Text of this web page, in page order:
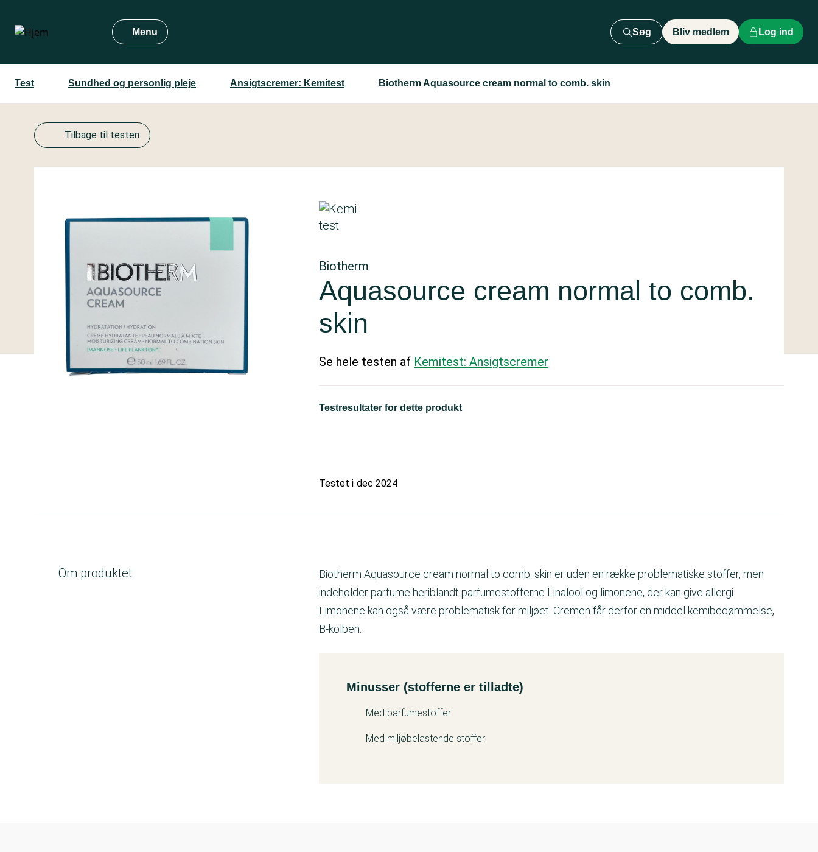
hovedindhold
Menu Søg Bliv medlem Log ind
Test Sundhed og personlig pleje Ansigtscremer: Kemitest Biotherm Aquasource cream normal to comb. skin
Tilbage til testen
Biotherm
Aquasource cream normal to comb.
skin
Se hele testen af Kemitest: Ansigtscremer
Testresultater for dette produkt
Testet i dec 2024
Om produktet
Biotherm Aquasource cream normal to comb. skin er uden en række problematiske stoffer, men
indeholder parfume heriblandt parfumestofferne Linalool og limonene, der kan give allergi.
Limonene kan også være problematisk for miljøet. Cremen får derfor en middel kemibedømmelse,
B-kolben.
Kemitest
Minusser (stofferne er tilladte)
Med parfumestoffer
Med miljøbelastende stoffer